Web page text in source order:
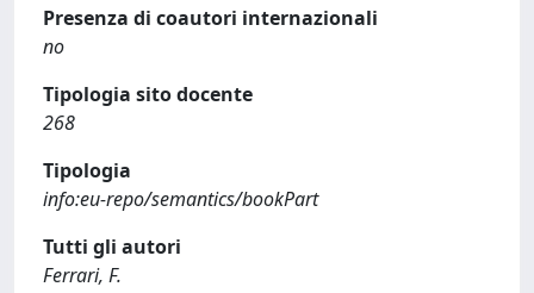
Presenza di coautori internazionali
no
Tipologia sito docente
268
Tipologia
info:eu-repo/semantics/bookPart
Tutti gli autori
Ferrari, F.